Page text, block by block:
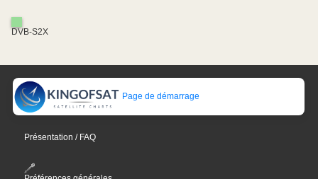
DVB-S2X
Page de démarrage
Présentation / FAQ